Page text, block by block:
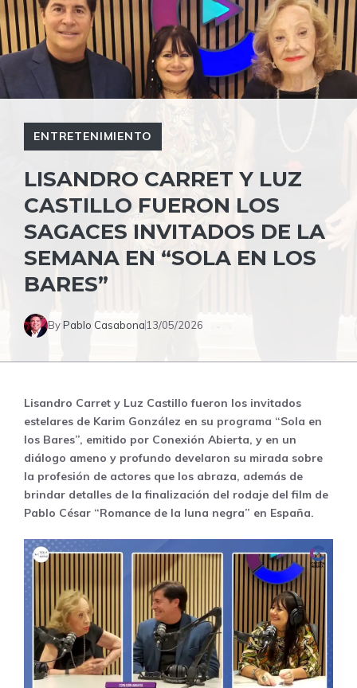
ENTRETENIMIENTO
LISANDRO CARRET Y LUZ
CASTILLO FUERON LOS
SAGACES INVITADOS DE LA
SEMANA EN “SOLA EN LOS
BARES”
ByPablo Casabona 13/05/2026
Lisandro Carret y Luz Castillo fueron los invitados
estelares de Karim González en su programa “Sola en
los Bares”, emitido por Conexión Abierta, y en un
diálogo ameno y profundo develaron su mirada sobre
la profesión de actores que los abraza, además de
brindar detalles de la finalización del rodaje del film de
Pablo César “Romance de la luna negra” en España.